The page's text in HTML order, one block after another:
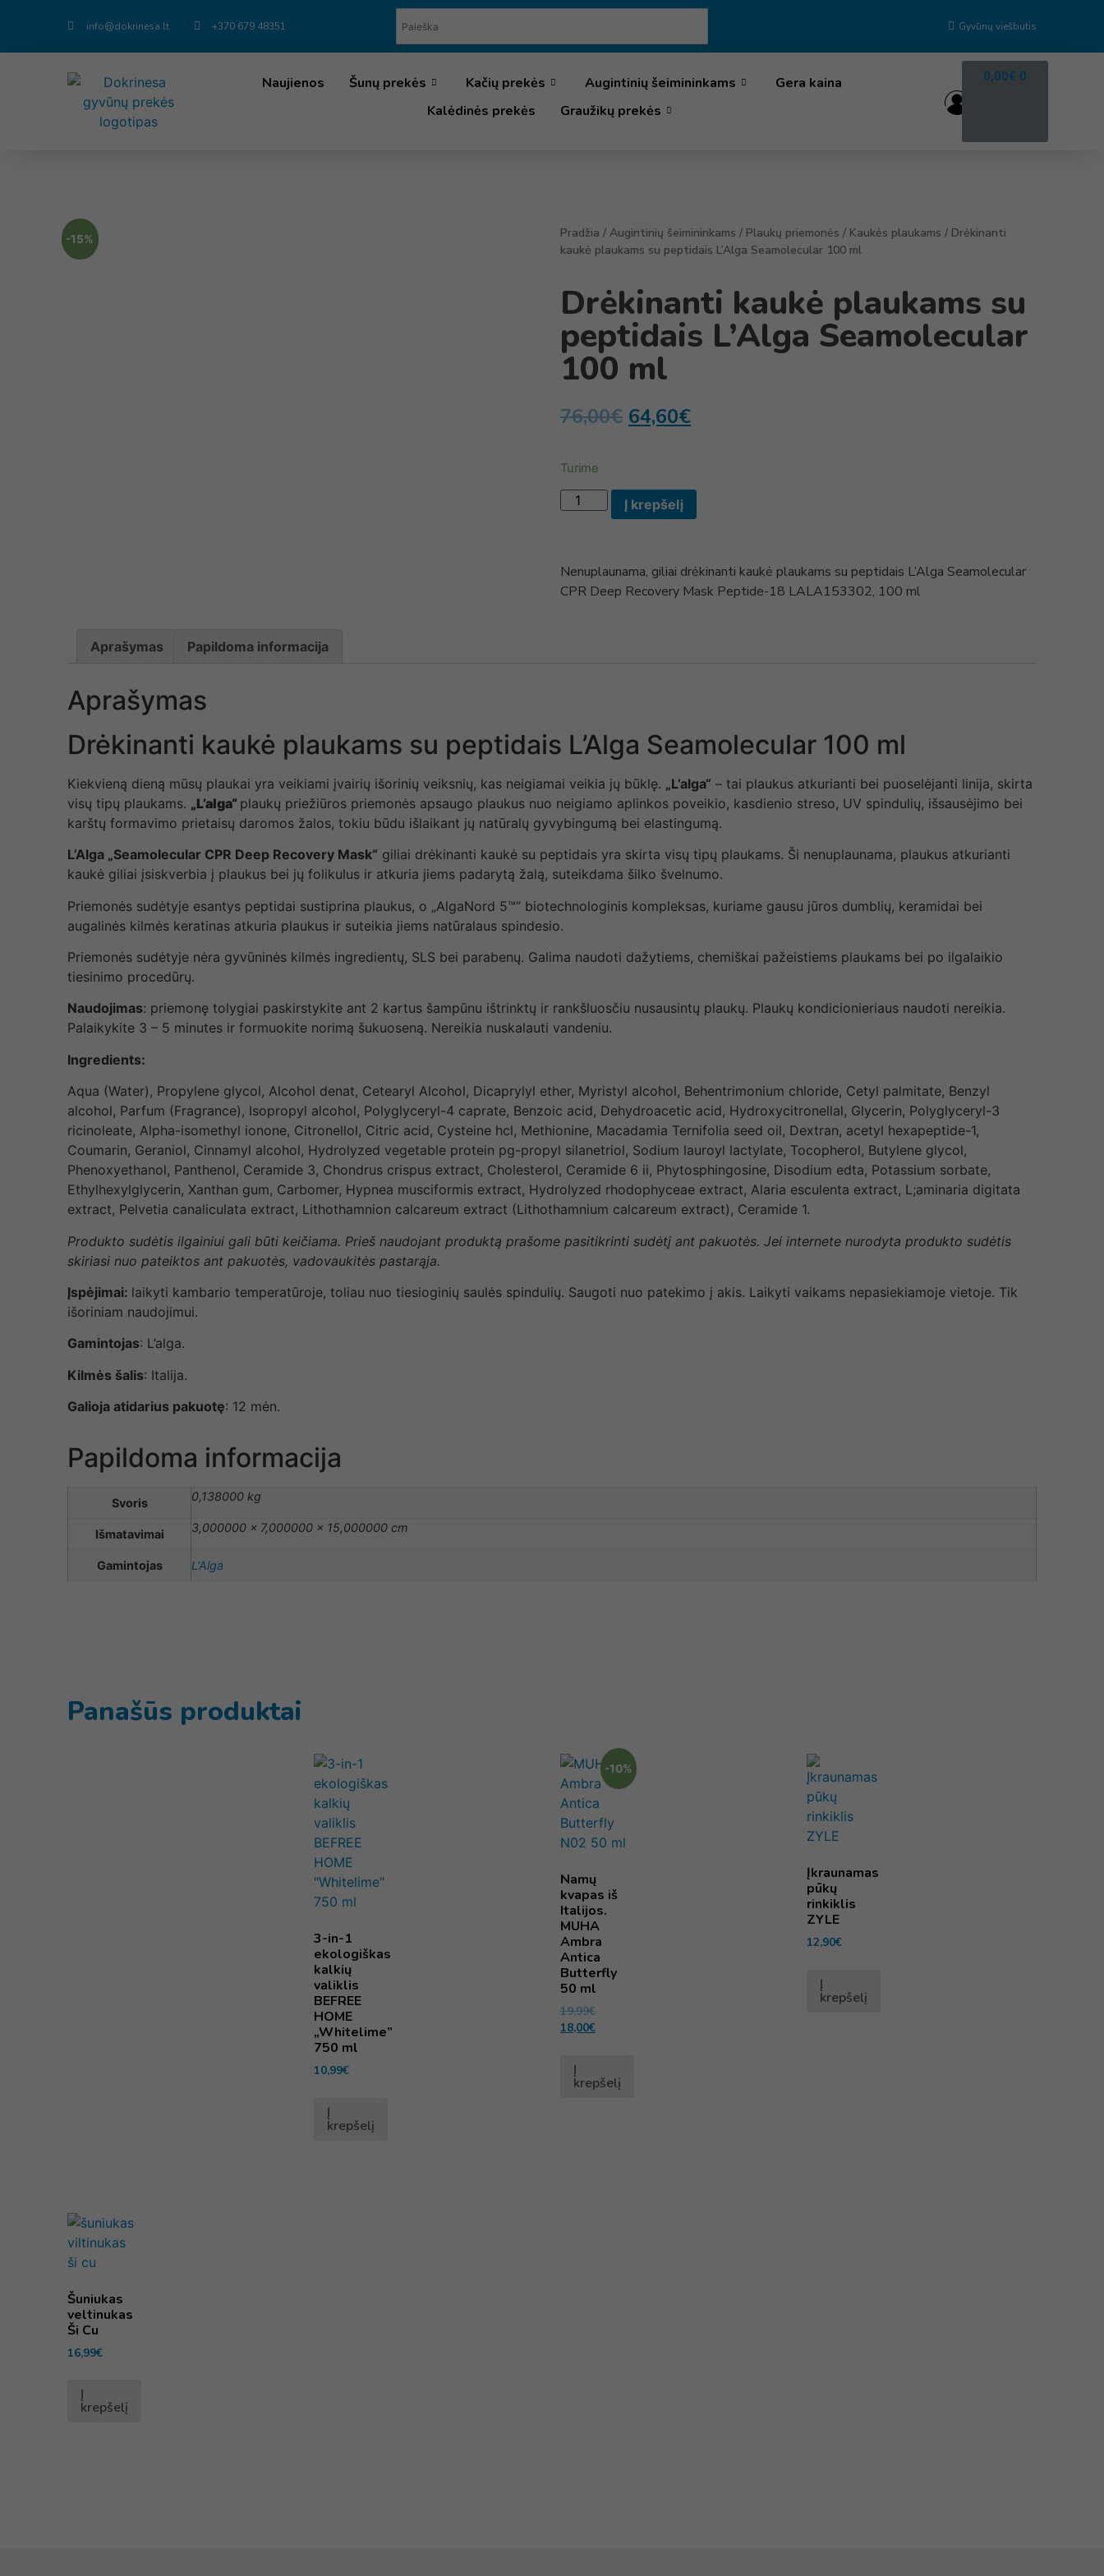
info@dokrinesa.lt +370 679 48351 Gyvūnų viešbutis
Naujienos Šunų prekės Kačių prekės Augintinių šeimininkams
Gera kaina
Kalėdinės prekės
Graužikų prekės
0,00€ 0
-15% Pradžia / Augintinių šeimininkams / Plaukų priemonės / Kaukės plaukams / Drėkinanti
kaukė plaukams su peptidais L’Alga Seamolecular 100 ml
Drėkinanti kaukė plaukams su
peptidais L’Alga Seamolecular
100 ml
76,00€ 64,60€
Turime
Į krepšelį
Nenuplaunama, giliai drėkinanti kaukė plaukams su peptidais L’Alga Seamolecular
CPR Deep Recovery Mask Peptide-18 LALA153302, 100 ml
Aprašymas Papildoma informacija
Aprašymas
Drėkinanti kaukė plaukams su peptidais L’Alga Seamolecular 100 ml
Kiekvieną dieną mūsų plaukai yra veikiami įvairių išorinių veiksnių, kas neigiamai veikia jų būklę. „L’alga“ – tai plaukus atkurianti bei puoselėjanti linija, skirta
visų tipų plaukams. „L’alga“ plaukų priežiūros priemonės apsaugo plaukus nuo neigiamo aplinkos poveikio, kasdienio streso, UV spindulių, išsausėjimo bei
karštų formavimo prietaisų daromos žalos, tokiu būdu išlaikant jų natūralų gyvybingumą bei elastingumą.
L’Alga „Seamolecular CPR Deep Recovery Mask“ giliai drėkinanti kaukė su peptidais yra skirta visų tipų plaukams. Ši nenuplaunama, plaukus atkurianti
kaukė giliai įsiskverbia į plaukus bei jų folikulus ir atkuria jiems padarytą žalą, suteikdama šilko švelnumo.
Priemonės sudėtyje esantys peptidai sustiprina plaukus, o „AlgaNord 5™” biotechnologinis kompleksas, kuriame gausu jūros dumblių, keramidai bei
augalinės kilmės keratinas atkuria plaukus ir suteikia jiems natūralaus spindesio.
Priemonės sudėtyje nėra gyvūninės kilmės ingredientų, SLS bei parabenų. Galima naudoti dažytiems, chemiškai pažeistiems plaukams bei po ilgalaikio
tiesinimo procedūrų.
Naudojimas: priemonę tolygiai paskirstykite ant 2 kartus šampūnu ištrinktų ir rankšluosčiu nusausintų plaukų. Plaukų kondicionieriaus naudoti nereikia.
Palaikykite 3 – 5 minutes ir formuokite norimą šukuoseną. Nereikia nuskalauti vandeniu.
Ingredients:
Aqua (Water), Propylene glycol, Alcohol denat, Cetearyl Alcohol, Dicaprylyl ether, Myristyl alcohol, Behentrimonium chloride, Cetyl palmitate, Benzyl
alcohol, Parfum (Fragrance), Isopropyl alcohol, Polyglyceryl-4 caprate, Benzoic acid, Dehydroacetic acid, Hydroxycitronellal, Glycerin, Polyglyceryl-3
ricinoleate, Alpha-isomethyl ionone, Citronellol, Citric acid, Cysteine hcl, Methionine, Macadamia Ternifolia seed oil, Dextran, acetyl hexapeptide-1,
Coumarin, Geraniol, Cinnamyl alcohol, Hydrolyzed vegetable protein pg-propyl silanetriol, Sodium lauroyl lactylate, Tocopherol, Butylene glycol,
Phenoxyethanol, Panthenol, Ceramide 3, Chondrus crispus extract, Cholesterol, Ceramide 6 ii, Phytosphingosine, Disodium edta, Potassium sorbate,
Ethylhexylglycerin, Xanthan gum, Carbomer, Hypnea musciformis extract, Hydrolyzed rhodophyceae extract, Alaria esculenta extract, L;aminaria digitata
extract, Pelvetia canaliculata extract, Lithothamnion calcareum extract (Lithothamnium calcareum extract), Ceramide 1.
Produkto sudėtis ilgainiui gali būti keičiama. Prieš naudojant produktą prašome pasitikrinti sudėtį ant pakuotės. Jei internete nurodyta produkto sudėtis
skiriasi nuo pateiktos ant pakuotės, vadovaukitės pastarąja.
Įspėjimai: laikyti kambario temperatūroje, toliau nuo tiesioginių saulės spindulių. Saugoti nuo patekimo į akis. Laikyti vaikams nepasiekiamoje vietoje. Tik
išoriniam naudojimui.
Gamintojas: L’alga.
Kilmės šalis: Italija.
Galioja atidarius pakuotę: 12 mėn.
Papildoma informacija
Svoris 0,138000 kg
Išmatavimai 3,000000 × 7,000000 × 15,000000 cm
Gamintojas L'Alga
Panašūs produktai
3-in-1
ekologiškas
kalkių
valiklis
BEFREE
HOME
„Whitelime”
750 ml
10,99€
Į
krepšelį
-10%
Namų
kvapas iš
Italijos.
MUHA
Ambra
Antica
Butterfly
50 ml
19,99€
18,00€
Į
krepšelį
Įkraunamas
pūkų
rinkiklis
ZYLE
12,90€
Į
krepšelį
Šuniukas
veltinukas
Ši Cu
16,99€
Į
krepšelį